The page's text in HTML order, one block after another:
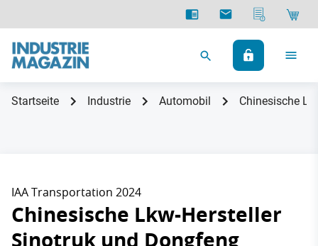
Startseite Industrie Automobil Chinesische
IAA Transportation 2024
Chinesische Lkw-Hersteller
Sinotruk und Dongfeng